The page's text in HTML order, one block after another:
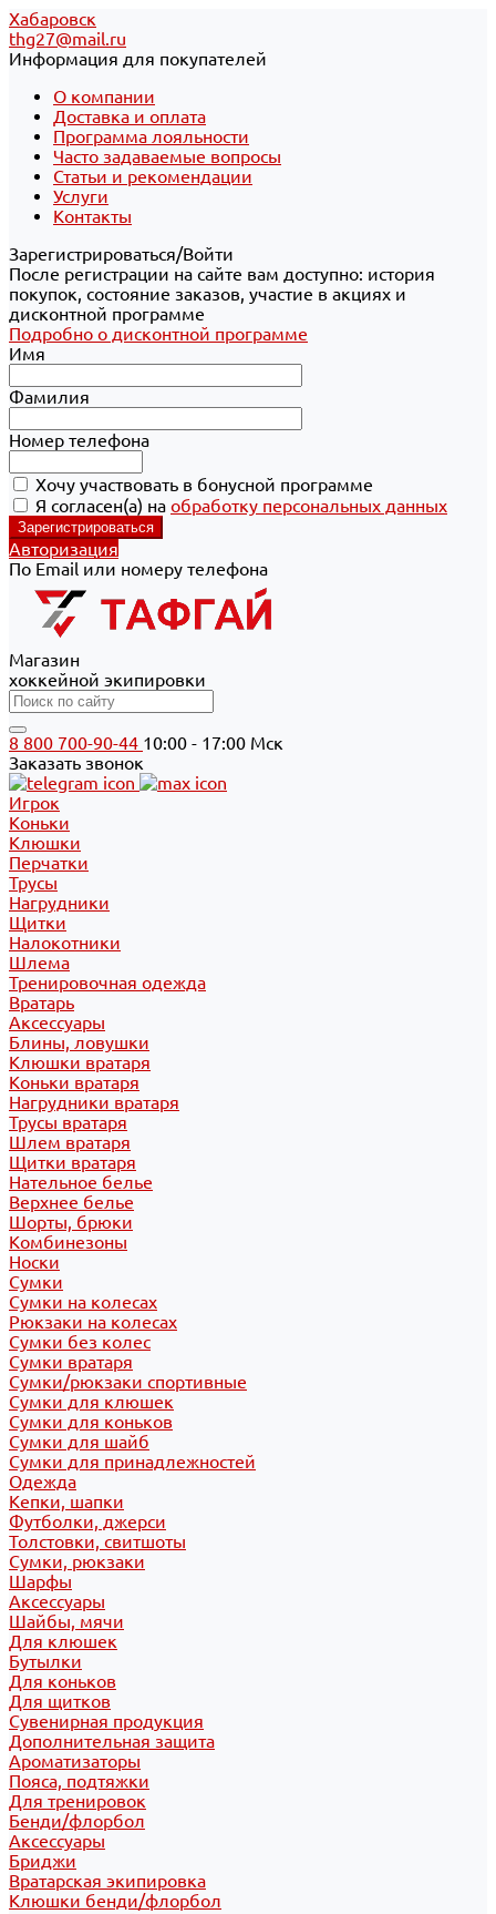
Хабаровск
thg27@mail.ru
Информация для покупателей
О компании
Доставка и оплата
Программа лояльности
Часто задаваемые вопросы
Статьи и рекомендации
Услуги
Контакты
Зарегистрироваться/Войти
После регистрации на сайте вам доступно: история
покупок, состояние заказов, участие в акциях и
дисконтной программе
Подробно о дисконтной программе
Имя
Фамилия
Номер телефона
Хочу участвовать в бонусной программе
Я согласен(а) на обработку персональных данных
Авторизация
По Email или номеру телефона
Магазин
хоккейной экипировки
8 800 700-90-44 10:00 - 17:00 Мск
Заказать звонок
Игрок
Коньки
Клюшки
Перчатки
Трусы
Нагрудники
Щитки
Налокотники
Шлема
Тренировочная одежда
Вратарь
Аксессуары
Блины, ловушки
Клюшки вратаря
Коньки вратаря
Нагрудники вратаря
Трусы вратаря
Шлем вратаря
Щитки вратаря
Нательное белье
Верхнее белье
Шорты, брюки
Комбинезоны
Носки
Сумки
Сумки на колесах
Рюкзаки на колесах
Сумки без колес
Сумки вратаря
Сумки/рюкзаки спортивные
Сумки для клюшек
Сумки для коньков
Сумки для шайб
Сумки для принадлежностей
Одежда
Кепки, шапки
Футболки, джерси
Толстовки, свитшоты
Сумки, рюкзаки
Шарфы
Аксессуары
Шайбы, мячи
Для клюшек
Бутылки
Для коньков
Для щитков
Сувенирная продукция
Дополнительная защита
Ароматизаторы
Пояса, подтяжки
Для тренировок
Бенди/флорбол
Аксессуары
Бриджи
Вратарская экипировка
Клюшки бенди/флорбол